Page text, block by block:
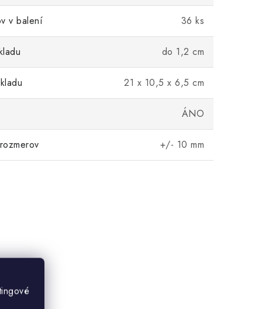
v balení 36 ks
do 1,2 cm
21 x 10,5 x 6,5 cm
ÁNO
+/- 10 mm